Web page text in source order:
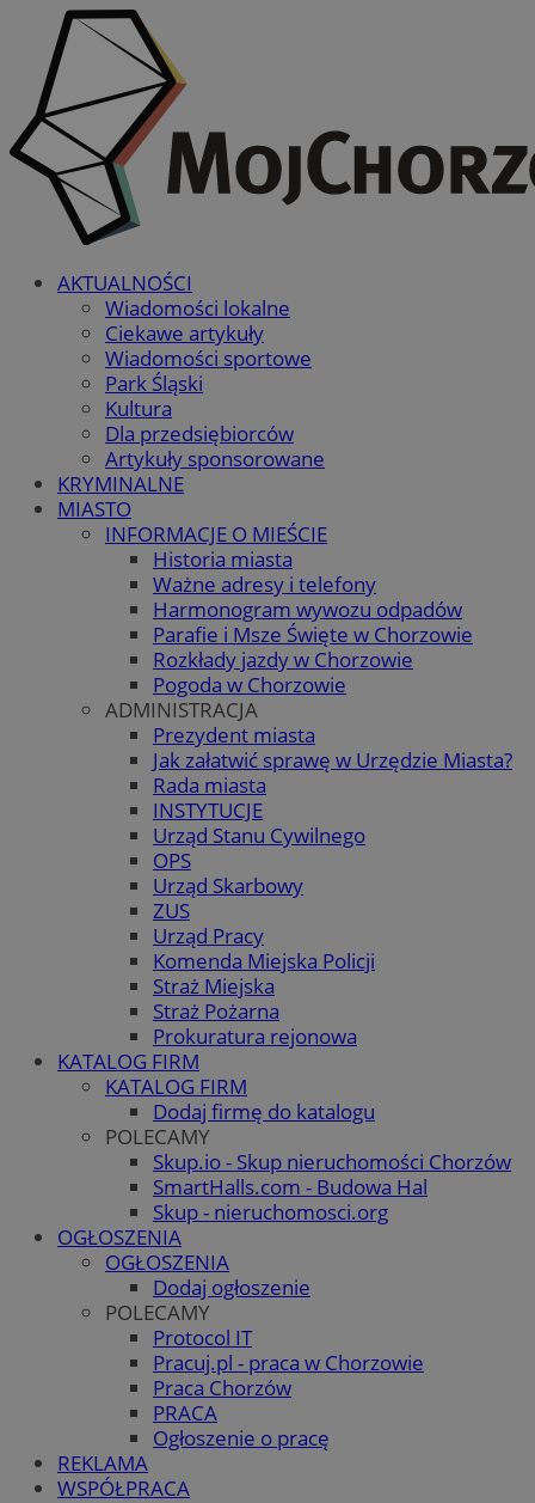
AKTUALNOŚCI
Wiadomości lokalne
Ciekawe artykuły
Wiadomości sportowe
Park Śląski
Kultura
Dla przedsiębiorców
Artykuły sponsorowane
KRYMINALNE
MIASTO
INFORMACJE O MIEŚCIE
Historia miasta
Ważne adresy i telefony
Harmonogram wywozu odpadów
Parafie i Msze Święte w Chorzowie
Rozkłady jazdy w Chorzowie
Pogoda w Chorzowie
ADMINISTRACJA
Prezydent miasta
Jak załatwić sprawę w Urzędzie Miasta?
Rada miasta
INSTYTUCJE
Urząd Stanu Cywilnego
OPS
Urząd Skarbowy
ZUS
Urząd Pracy
Komenda Miejska Policji
Straż Miejska
Straż Pożarna
Prokuratura rejonowa
KATALOG FIRM
KATALOG FIRM
Dodaj firmę do katalogu
POLECAMY
Skup.io - Skup nieruchomości Chorzów
SmartHalls.com - Budowa Hal
Skup - nieruchomosci.org
OGŁOSZENIA
OGŁOSZENIA
Dodaj ogłoszenie
POLECAMY
Protocol IT
Pracuj.pl - praca w Chorzowie
Praca Chorzów
PRACA
Ogłoszenie o pracę
REKLAMA
WSPÓŁPRACA